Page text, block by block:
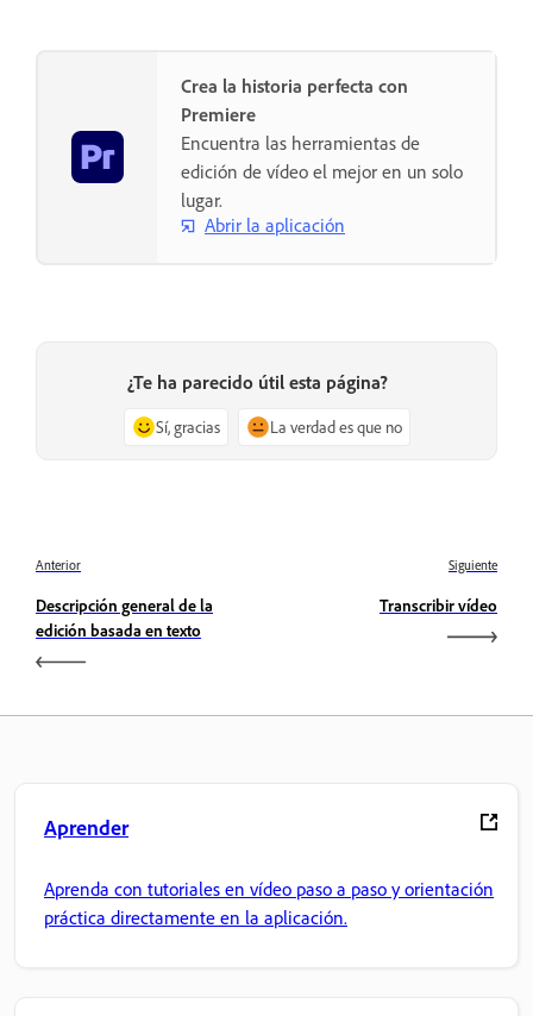
Crea la historia perfecta con
Premiere
Encuentra las herramientas de
edición de vídeo el mejor en un solo
lugar.
Abrir la aplicación
¿Te ha parecido útil esta página?
Sí, gracias La verdad es que no
Anterior
Descripción general de la
edición basada en texto
Siguiente
Transcribir vídeo
Aprender
Aprenda con tutoriales en vídeo paso a paso y orientación
práctica directamente en la aplicación.